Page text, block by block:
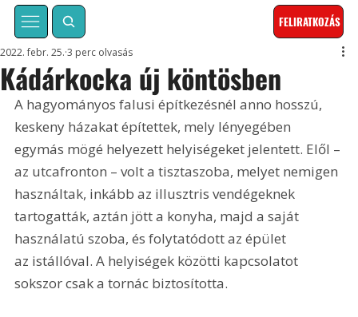
FELIRATKOZÁS
Kádárkocka új köntösben
2022. febr. 25. 3 perc olvasás
A hagyományos falusi építkezésnél anno hosszú,
keskeny házakat építettek, mely lényegében
egymás mögé helyezett helyiségeket jelentett. Elől –
az utcafronton – volt a tisztaszoba, melyet nemigen
használtak, inkább az illusztris vendégeknek
tartogatták, aztán jött a konyha, majd a saját
használatú szoba, és folytatódott az épület
az istállóval. A helyiségek közötti kapcsolatot
sokszor csak a tornác biztosította.